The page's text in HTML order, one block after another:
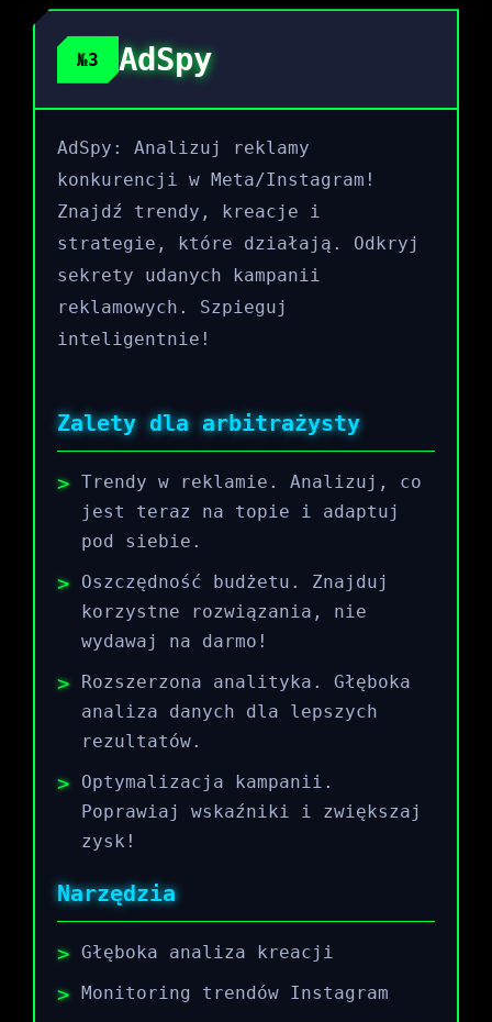
№3 AdSpy
AdSpy: Analizuj reklamy
konkurencji w Meta/Instagram!
Znajdź trendy, kreacje i
strategie, które działają. Odkryj
sekrety udanych kampanii
reklamowych. Szpieguj
inteligentnie!
Zalety dla arbitrażysty
Trendy w reklamie. Analizuj, co
jest teraz na topie i adaptuj
pod siebie.
Oszczędność budżetu. Znajduj
korzystne rozwiązania, nie
wydawaj na darmo!
Rozszerzona analityka. Głęboka
analiza danych dla lepszych
rezultatów.
Optymalizacja kampanii.
Poprawiaj wskaźniki i zwiększaj
zysk!
Narzędzia
Głęboka analiza kreacji
Monitoring trendów Instagram